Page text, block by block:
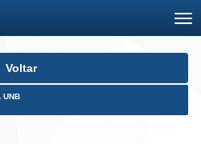
Voltar
UNB